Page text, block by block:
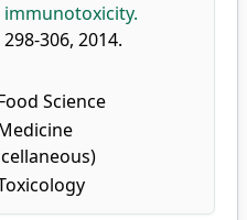
298-306, 2014.
Science